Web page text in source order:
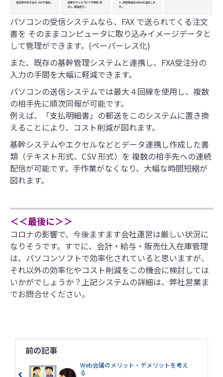
パソコンの受信システムなら、FAX で送られてくる注文
書を そのままコンピュータに取り込みイメージデータと
して管理ができます。(ペーパーレス化)
また、既存の基幹管理システムと連携し、FXA受注分の
入力の手間を大幅に軽減できます。
パソコンの送信システムでは最大４回線を使用し、複数
の相手先に順次同報が可能です。
例えば、「支払明細書」の郵送をこのシステムに置き換
えることにより、コスト削減が図れます。
基幹システムやエクセルなどとデータ連携し作成した書
類（テキスト形式、CSV 形式）を 複数の相手先への連続
配信が可能です。手作業がなくなり、大幅な時間短縮が
図れます。
＜＜最後に＞＞
コロナの影響で、今後ますます会社運営は厳しい状況に
なりそうです。すでに、会計・給与・販売仕入在庫管理
は、パソコンソフトで効率化されていると思いますが、
それ以外の効率化やコスト削減をこの機会に検討しては
いかがでしょうか？上記システムの詳細は、弊社営業ま
でお問合せください。
前の記事
Web会議のメリット・デメリットを考え
る